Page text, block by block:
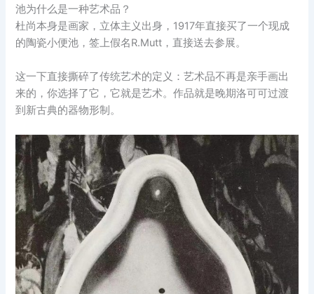
池为什么是一种艺术品？
杜尚本身是画家，立体主义出身，1917年直接买了一个现成
的陶瓷小便池，签上假名R.Mutt，直接送去参展。
这一下直接撕碎了传统艺术的定义：艺术品不再是亲手画出
来的，你选择了它，它就是艺术。作品就是晚期洛可可过渡
到新古典的器物形制。